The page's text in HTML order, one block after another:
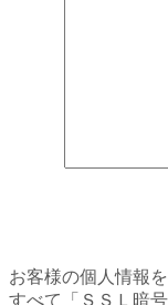
お客様の個人情報
すべて「ＳＳＬ暗